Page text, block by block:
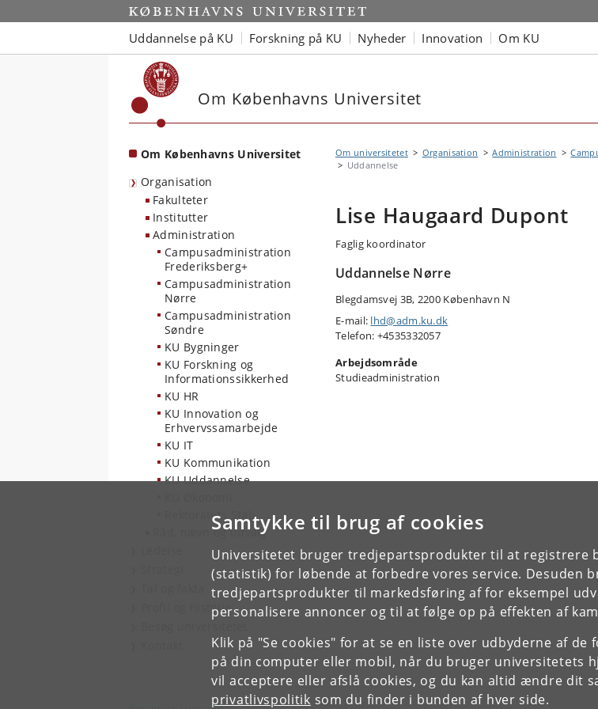
Samtykke til brug af cookies
Universitetet bruger tredjepartsprodukter til at registrere
(statistik) for løbende at forbedre vores service. Desuden
tredjepartsprodukter til markedsføring af for eksempel
personalisere annoncer og til at følge op på effekten af
Klik på "Se cookies" for at se en liste over udbyderne af de
på din computer eller mobil, når du bruger universitetets
vil acceptere eller afslå cookies, og du kan altid ændre dit
privatlivspolitik som du finder i bunden af hver side.
Start
Uddannelse på KU Forskning på KU Nyheder Innovation Om KU
Om Københavns Universitet
Om Københavns Universitet
Organisation
Fakulteter
Institutter
Administration
Campusadministration
Frederiksberg+
Campusadministration
Nørre
Campusadministration
Søndre
KU Bygninger
KU Forskning og
Informationssikkerhed
KU HR
KU Innovation og
Erhvervssamarbejde
KU IT
KU Kommunikation
KU Uddannelse
Rektoratets Stab
Råd, nævn og udvalg
Profil og historie
Om universitetet Organisation Administration
Uddannelse
Lise Haugaard Dupont
Faglig koordinator
Uddannelse Nørre
Blegdamsvej 3B, 2200 København N
E-mail: lhd@adm.ku.dk
Telefon: +4535332057
Arbejdsområde
Studieadministration